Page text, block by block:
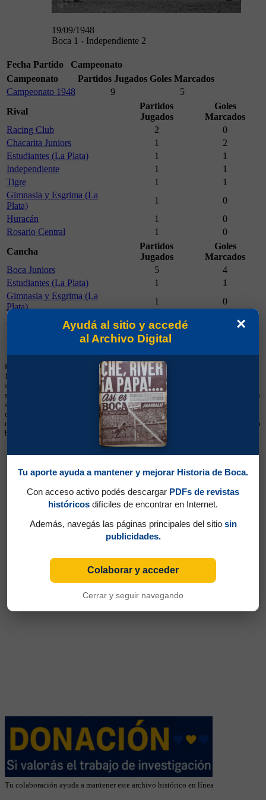
19/09/1948
Boca 1 - Independiente 2
Fecha Partido
Campeonato
Campeonato
Partidos Jugados Goles Marcados
Campeonato 1948
9
5
Rival
Partidos
Jugados
Goles
Marcados
Racing Club
2
0
Chacarita Juniors
1
2
Estudiantes (La Plata)
1
1
Independiente
1
1
Tigre
1
1
Gimnasia y Esgrima (La
Plata)
1
0
Huracán
1
0
Rosario Central
1
0
Cancha
Partidos
Jugados
Goles
Marcados
Boca Juniors
5
4
Estudiantes (La Plata)
1
1
Gimnasia y Esgrima (La
Plata)
1
0
Rosario Central
San Lorenzo de Almagro
1
Goles Marcados
Hay que tener en cuenta que los números en las casacas comenzaron a usarse en
1949 y que hasta 1997 eran consecutivos, no fijos. Esa información aparecía
sólo de manera esporádica en los medios, por lo que los datos brindados aquí
son necesariamente parciales. En los torneos de la Confederación Sudamericana
se utiliza numeración fija desde sus primeras ediciones y, cuando ese dato está
disponible, se muestra en esta sección. Estos listados no deben considerarse
récords históricos totales, sino registros limitados a la información cargada en la
base.
Tu colaboración ayuda a mantener este archivo histórico en línea
×
Ayudá al sitio y accedé
al Archivo Digital
Tu aporte ayuda a mantener y mejorar Historia de Boca.
Con acceso activo podés descargar PDFs de revistas
históricos difíciles de encontrar en Internet.
Además, navegás las páginas principales del sitio sin
publicidades.
Colaborar y acceder
Cerrar y seguir navegando